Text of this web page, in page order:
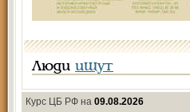
Люди ищут
Курс ЦБ РФ на 09.08.2026